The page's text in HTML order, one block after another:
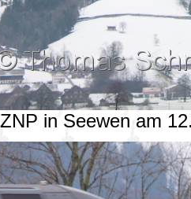
in Seewen am